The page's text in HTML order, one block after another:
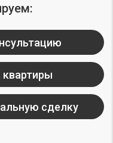
сделку